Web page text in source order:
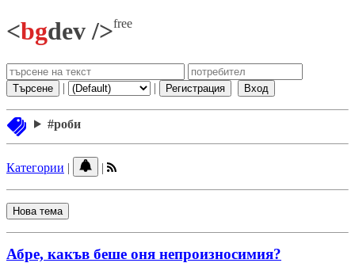
<bgdev />free
Търсене | | Регистрация Вход
#роби
Категории | |
Нова тема
Абре, какъв беше оня непроизносимия?